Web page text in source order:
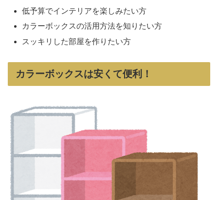
低予算でインテリアを楽しみたい方
カラーボックスの活用方法を知りたい方
スッキリした部屋を作りたい方
カラーボックスは安くて便利！